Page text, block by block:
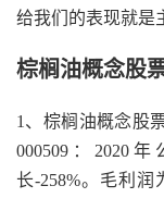
给我们的表现就是
棕榈油概念股
1、棕榈油概念股
000509：2020
长-258%。毛利润